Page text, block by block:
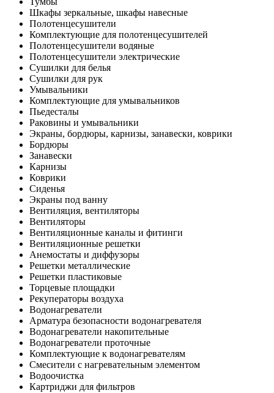
Шкафы зеркальные, шкафы навесные
Полотенцесушители
Комплектующие для полотенцесушителей
Полотенцесушители водяные
Полотенцесушители электрические
Сушилки для белья
Сушилки для рук
Умывальники
Комплектующие для умывальников
Пьедесталы
Раковины и умывальники
Экраны, бордюры, карнизы, занавески, коврики
Бордюры
Занавески
Карнизы
Коврики
Сиденья
Экраны под ванну
Вентиляция, вентиляторы
Вентиляторы
Вентиляционные каналы и фитинги
Вентиляционные решетки
Анемостаты и диффузоры
Решетки металлические
Решетки пластиковые
Торцевые площадки
Рекуператоры воздуха
Водонагреватели
Арматура безопасности водонагревателя
Водонагреватели накопительные
Водонагреватели проточные
Комплектующие к водонагревателям
Смесители с нагревательным элементом
Водоочистка
Картриджи для фильтров